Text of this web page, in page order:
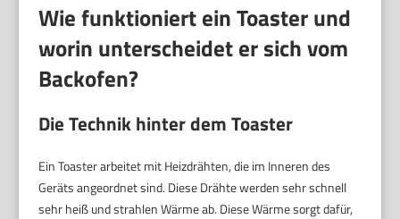
Wie funktioniert ein Toaster und
worin unterscheidet er sich vom
Backofen?
Die Technik hinter dem Toaster
Ein Toaster arbeitet mit Heizdrähten, die im Inneren des
Geräts angeordnet sind. Diese Drähte werden sehr schnell
sehr heiß und strahlen Wärme ab. Diese Wärme sorgt dafür,